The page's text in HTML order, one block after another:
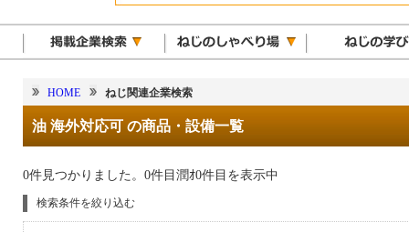
HOME ねじ関連企業検索
油 海外対応可 の商品・設備一覧
0件見つかりました。0件目潤ｵ0件目を表示中
検索条件を絞り込む